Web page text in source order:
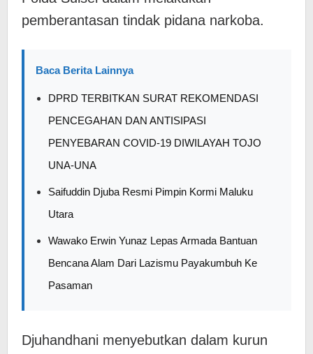
pemberantasan tindak pidana narkoba.
Baca Berita Lainnya
DPRD TERBITKAN SURAT REKOMENDASI
PENCEGAHAN DAN ANTISIPASI
PENYEBARAN COVID-19 DIWILAYAH TOJO
UNA-UNA
Saifuddin Djuba Resmi Pimpin Kormi Maluku
Utara
Wawako Erwin Yunaz Lepas Armada Bantuan
Bencana Alam Dari Lazismu Payakumbuh Ke
Pasaman
Djuhandhani menyebutkan dalam kurun